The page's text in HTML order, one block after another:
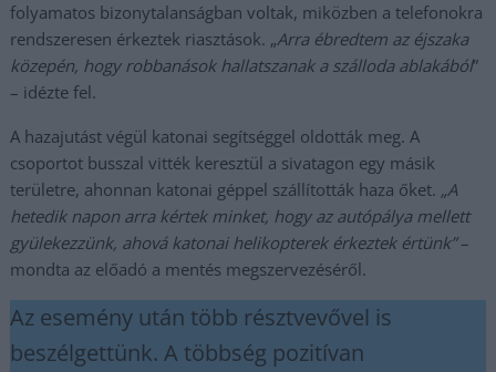
folyamatos bizonytalanságban voltak, miközben a telefonokra
rendszeresen érkeztek riasztások. „Arra ébredtem az éjszaka
közepén, hogy robbanások hallatszanak a szálloda ablakából”
– idézte fel.
A hazajutást végül katonai segítséggel oldották meg. A
csoportot busszal vitték keresztül a sivatagon egy másik
területre, ahonnan katonai géppel szállították haza őket. „A
hetedik napon arra kértek minket, hogy az autópálya mellett
gyülekezzünk, ahová katonai helikopterek érkeztek értünk”–
mondta az előadó a mentés megszervezéséről.
Az esemény után több résztvevővel is
beszélgettünk. A többség pozitívan